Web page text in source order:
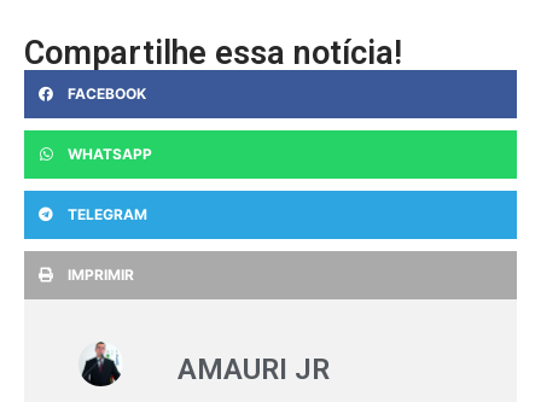
Compartilhe essa notícia!
FACEBOOK
WHATSAPP
TELEGRAM
IMPRIMIR
AMAURI JR